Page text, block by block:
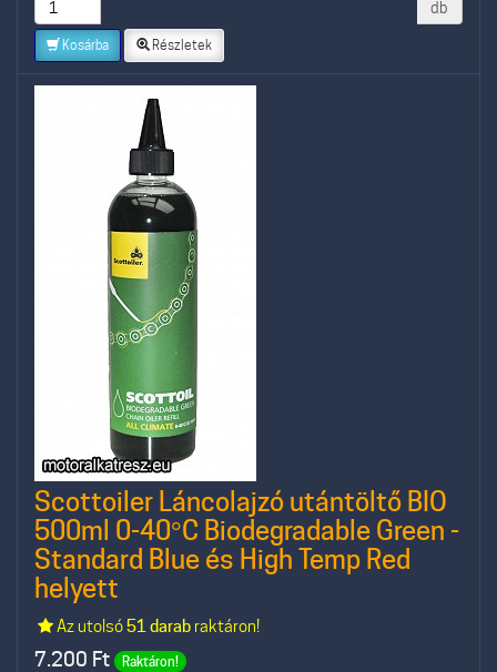
db
Kosárba Részletek
Scottoiler Láncolajzó utántöltő BIO
500ml 0-40°C Biodegradable Green -
Standard Blue és High Temp Red
helyett
Az utolsó51 darabraktáron!
7.200 Ft Raktáron!